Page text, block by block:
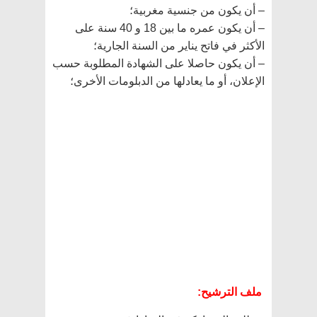
– أن يكون من جنسية مغربية؛
– أن يكون عمره ما بين 18 و 40 سنة على
الأكثر في فاتح يناير من السنة الجارية؛
– أن يكون حاصلا على الشهادة المطلوبة حسب
الإعلان، أو ما يعادلها من الدبلومات الأخرى؛
ملف الترشيح: